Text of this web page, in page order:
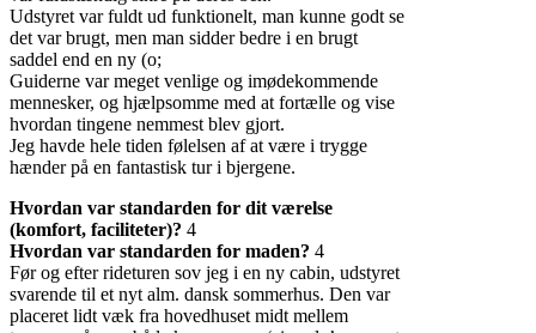
Udstyret var fuldt ud funktionelt, man kunne godt se
det var brugt, men man sidder bedre i en brugt
saddel end en ny (o;
Guiderne var meget venlige og imødekommende
mennesker, og hjælpsomme med at fortælle og vise
hvordan tingene nemmest blev gjort.
Jeg havde hele tiden følelsen af at være i trygge
hænder på en fantastisk tur i bjergene.
Hvordan var standarden for dit værelse
(komfort, faciliteter)? 4
Hvordan var standarden for maden? 4
Før og efter rideturen sov jeg i en ny cabin, udstyret
svarende til et nyt alm. dansk sommerhus. Den var
placeret lidt væk fra hovedhuset midt mellem